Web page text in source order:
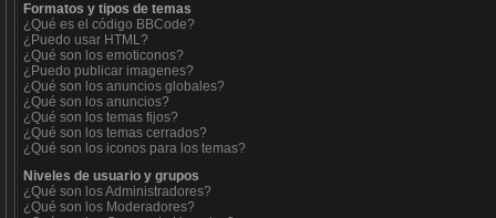
Formatos y tipos de temas
¿Qué es el código BBCode?
¿Puedo usar HTML?
¿Qué son los emoticonos?
¿Puedo publicar imagenes?
¿Qué son los anuncios globales?
¿Qué son los anuncios?
¿Qué son los temas fijos?
¿Qué son los temas cerrados?
¿Qué son los iconos para los temas?
Niveles de usuario y grupos
¿Qué son los Administradores?
¿Qué son los Moderadores?